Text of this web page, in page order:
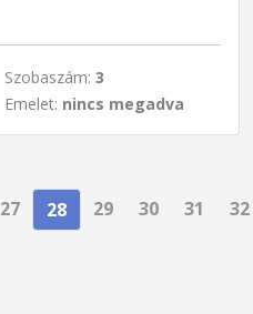
Szobaszám: 3
Emelet: nincs megadva
27 28 29 30 31 32